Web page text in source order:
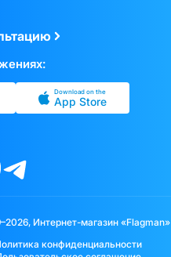
Download on the
App Store
Интернет-магазин «Flagman»
конфиденциальности